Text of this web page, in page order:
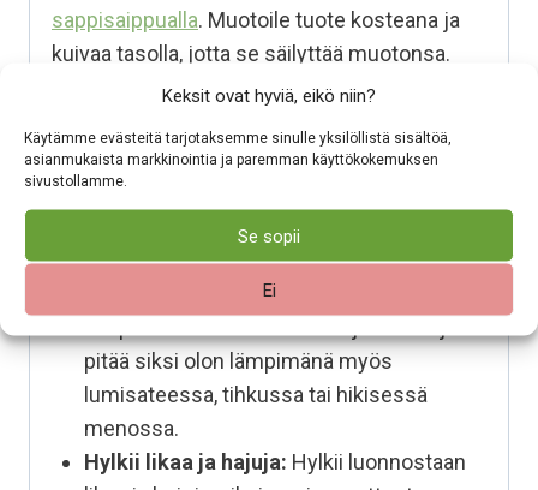
Keksit ovat hyviä, eikö niin?
Käytämme evästeitä tarjotaksemme sinulle yksilöllistä sisältöä,
asianmukaista markkinointia ja paremman käyttökokemuksen
sivustollamme.
Se sopii
Ei
sappisaippualla. Muotoile tuote kosteana ja
kuivaa tasolla, jotta se säilyttää muotonsa.
Pehmeää 100% merinovillaa
Hengittää, eikä hiosta:Antaa ihon
hengittää tuntuu siksi mukavalta päällä.
Merino mukautuu lämpötilan vaihteluihin,
eikä hiosta, vaikka lämpötila vaihtuisi.
Lämmittää myös kosteana:
pitää siksi olon lämpimänä myös
lumisateessa, tihkussa tai hikisessä
menossa.
Hylkii likaa ja hajuja: Hylkii luonnostaan